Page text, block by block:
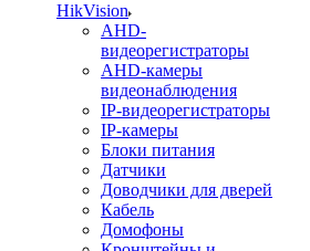
HikVision
AHD-
видеорегистраторы
AHD-камеры
видеонаблюдения
IP-видеорегистраторы
IP-камеры
Блоки питания
Датчики
Доводчики для дверей
Кабель
Домофоны